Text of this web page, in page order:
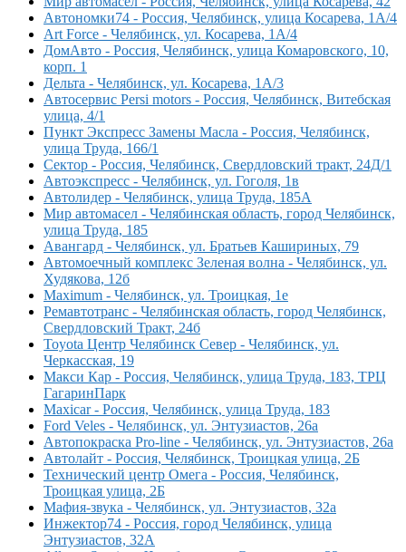
Автономки74 - Россия, Челябинск, улица Косарева, 1А/4
Art Force - Челябинск, ул. Косарева, 1А/4
ДомАвто - Россия, Челябинск, улица Комаровского, 10,
корп. 1
Дельта - Челябинск, ул. Косарева, 1А/3
Автосервис Persi motors - Россия, Челябинск, Витебская
улица, 4/1
Пункт Экспресс Замены Масла - Россия, Челябинск,
улица Труда, 166/1
Сектор - Россия, Челябинск, Свердловский тракт, 24Д/1
Автоэкспресс - Челябинск, ул. Гоголя, 1в
Автолидер - Челябинск, улица Труда, 185А
Мир автомасел - Челябинская область, город Челябинск,
улица Труда, 185
Авангард - Челябинск, ул. Братьев Кашириных, 79
Автомоечный комплекс Зеленая волна - Челябинск, ул.
Худякова, 12б
Maximum - Челябинск, ул. Троицкая, 1е
Ремавтотранс - Челябинская область, город Челябинск,
Свердловский Тракт, 24б
Toyota Центр Челябинск Север - Челябинск, ул.
Черкасская, 19
Макси Кар - Россия, Челябинск, улица Труда, 183, ТРЦ
ГагаринПарк
Maxicar - Россия, Челябинск, улица Труда, 183
Ford Veles - Челябинск, ул. Энтузиастов, 26а
Автопокраска Pro-line - Челябинск, ул. Энтузиастов, 26а
Автолайт - Россия, Челябинск, Троицкая улица, 2Б
Технический центр Омега - Россия, Челябинск,
Троицкая улица, 2Б
Мафия-звука - Челябинск, ул. Энтузиастов, 32а
Инжектор74 - Россия, город Челябинск, улица
Энтузиастов, 32А